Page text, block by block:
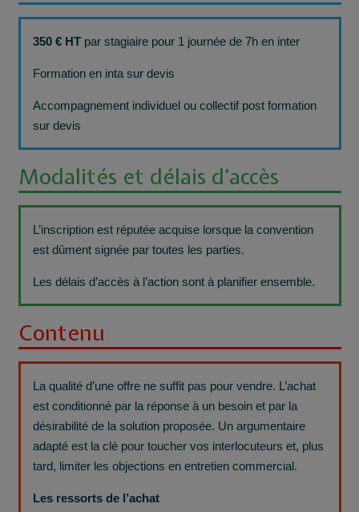
350 € HTpar stagiaire pour 1 journée de 7h en inter
Formation en inta sur devis
Accompagnement individuel ou collectif post formation
sur devis
Modalités et délais d’accès
L’inscription est réputée acquise lorsque la convention
est dûment signée par toutes les parties.
Les délais d’accès à l’action sont à planifier ensemble.
Contenu
La qualité d’une offre ne suffit pas pour vendre. L’achat
est conditionné par la réponse à un besoin et par la
désirabilité de la solution proposée. Un argumentaire
adapté est la clé pour toucher vos interlocuteurs et, plus
tard, limiter les objections en entretien commercial.
Les ressorts de l’achat